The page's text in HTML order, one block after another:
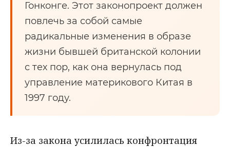
Гонконге. Этот законопроект должен
повлечь за собой самые
радикальные изменения в образе
жизни бывшей британской колонии
с тех пор, как она вернулась под
управление материкового Китая в
1997 году.
Из-за закона усилилась конфронтация